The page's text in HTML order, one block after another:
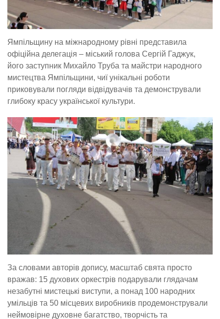
Ямпільщину на міжнародному рівні представила
офіційна делегація – міський голова Сергій Гаджук,
його заступник Михайло Труба та майстри народного
мистецтва Ямпільщини, чиї унікальні роботи
приковували погляди відвідувачів та демонстрували
глибоку красу української культури.
За словами авторів допису, масштаб свята просто
вражав: 15 духових оркестрів подарували глядачам
незабутні мистецькі виступи, а понад 100 народних
умільців та 50 місцевих виробників продемонстрували
неймовірне духовне багатство, творчість та